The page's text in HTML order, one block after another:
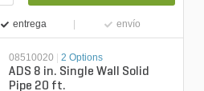
entrega envío
08510020 | 2 Options
ADS 8 in. Single Wall Solid
Pipe 20 ft.